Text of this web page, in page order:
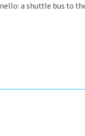
a shuttle bus to